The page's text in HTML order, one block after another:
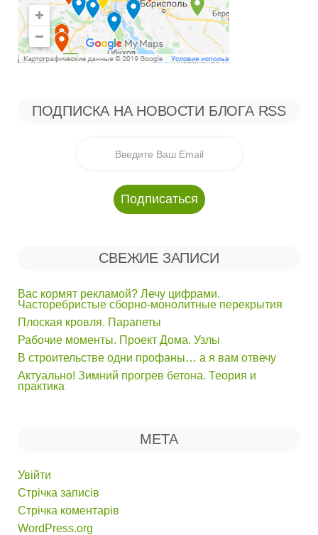
ПОДПИСКА НА НОВОСТИ БЛОГА RSS
СВЕЖИЕ ЗАПИСИ
Вас кормят рекламой? Лечу цифрами.
Часторебристые сборно-монолитные перекрытия
Плоская кровля. Парапеты
Рабочие моменты. Проект Дома. Узлы
В строительстве одни профаны… а я вам отвечу
Актуально! Зимний прогрев бетона. Теория и
практика
МЕТА
Увійти
Стрічка записів
Стрічка коментарів
WordPress.org